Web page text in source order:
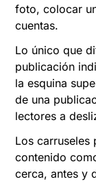
foto, colocar
cuentas.
Lo único que
publicación
la esquina
de una
lectores a
Los carruseles
contenido
cerca, antes y